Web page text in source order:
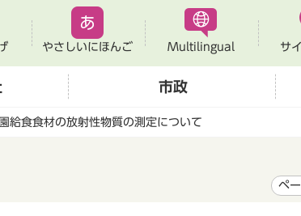
やさしいにほんご Multilingual サ
市政
給食食材の放射性物質の測定について
ペ